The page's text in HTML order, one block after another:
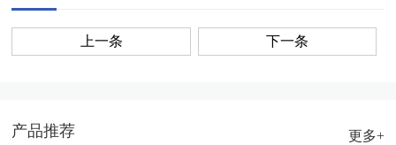
上一条 下一条
产品推荐 更多+